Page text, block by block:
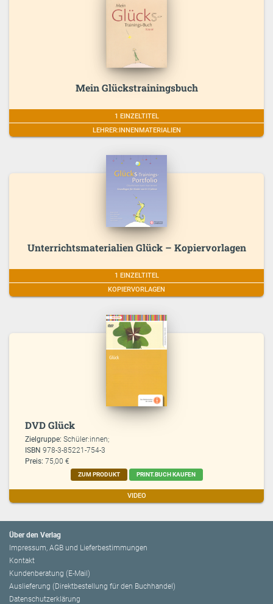
Mein Glückstrainingsbuch
1 EINZELTITEL
LEHRER:INNENMATERIALIEN
Unterrichtsmaterialien Glück – Kopiervorlagen
1 EINZELTITEL
KOPIERVORLAGEN
DVD Glück
Zielgruppe:Schüler:innen;
ISBN978-3-85221-754-3
Preis: 75,00 €
ZUM PRODUKT PRINT.BUCH KAUFEN
VIDEO
Über den Verlag
Impressum, AGB und Lieferbestimmungen
Kontakt
Kundenberatung (E-Mail)
Auslieferung (Direktbestellung für den Buchhandel)
Datenschutzerklärung